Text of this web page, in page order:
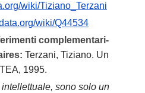
wiki/Tiziano_Terzani
wiki/Q44534
complementari-
Terzani, Tiziano. Un
1995.
sono solo un